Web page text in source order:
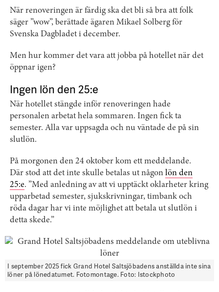
När renoveringen är färdig ska det bli så bra att folk
säger ”wow”, berättade ägaren Mikael Solberg för
Svenska Dagbladet i december.
Men hur kommer det vara att jobba på hotellet när det
öppnar igen?
Ingen lön den 25:e
När hotellet stängde inför renoveringen hade
personalen arbetat hela sommaren. Ingen fick ta
semester. Alla var uppsagda och nu väntade de på sin
slutlön.
På morgonen den 24 oktober kom ett meddelande.
Där stod att det inte skulle betalas ut någon lön den
25:e. ”Med anledning av att vi upptäckt oklarheter kring
upparbetad semester, sjukskrivningar, timbank och
röda dagar har vi inte möjlighet att betala ut slutlön i
detta skede.”
I september 2025 fick Grand Hotel Saltsjöbadens anställda inte sina
löner på lönedatumet. Fotomontage. Foto: Istockphoto